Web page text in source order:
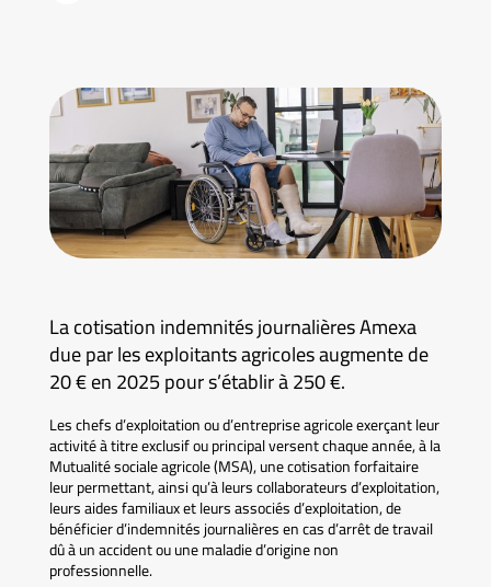
La cotisation indemnités journalières Amexa
due par les exploitants agricoles augmente de
20 € en 2025 pour s’établir à 250 €.
Les chefs d’exploitation ou d’entreprise agricole exerçant leur
activité à titre exclusif ou principal versent chaque année, à la
Mutualité sociale agricole (MSA), une cotisation forfaitaire
leur permettant, ainsi qu’à leurs collaborateurs d’exploitation,
leurs aides familiaux et leurs associés d’exploitation, de
bénéficier d’indemnités journalières en cas d’arrêt de travail
dû à un accident ou une maladie d’origine non
professionnelle.